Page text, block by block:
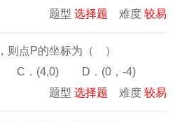
题型 选择题 难度 较易
则点P的坐标为（ ）
C．(4,0)
D．(0，-4)
题型 选择题 难度 较易